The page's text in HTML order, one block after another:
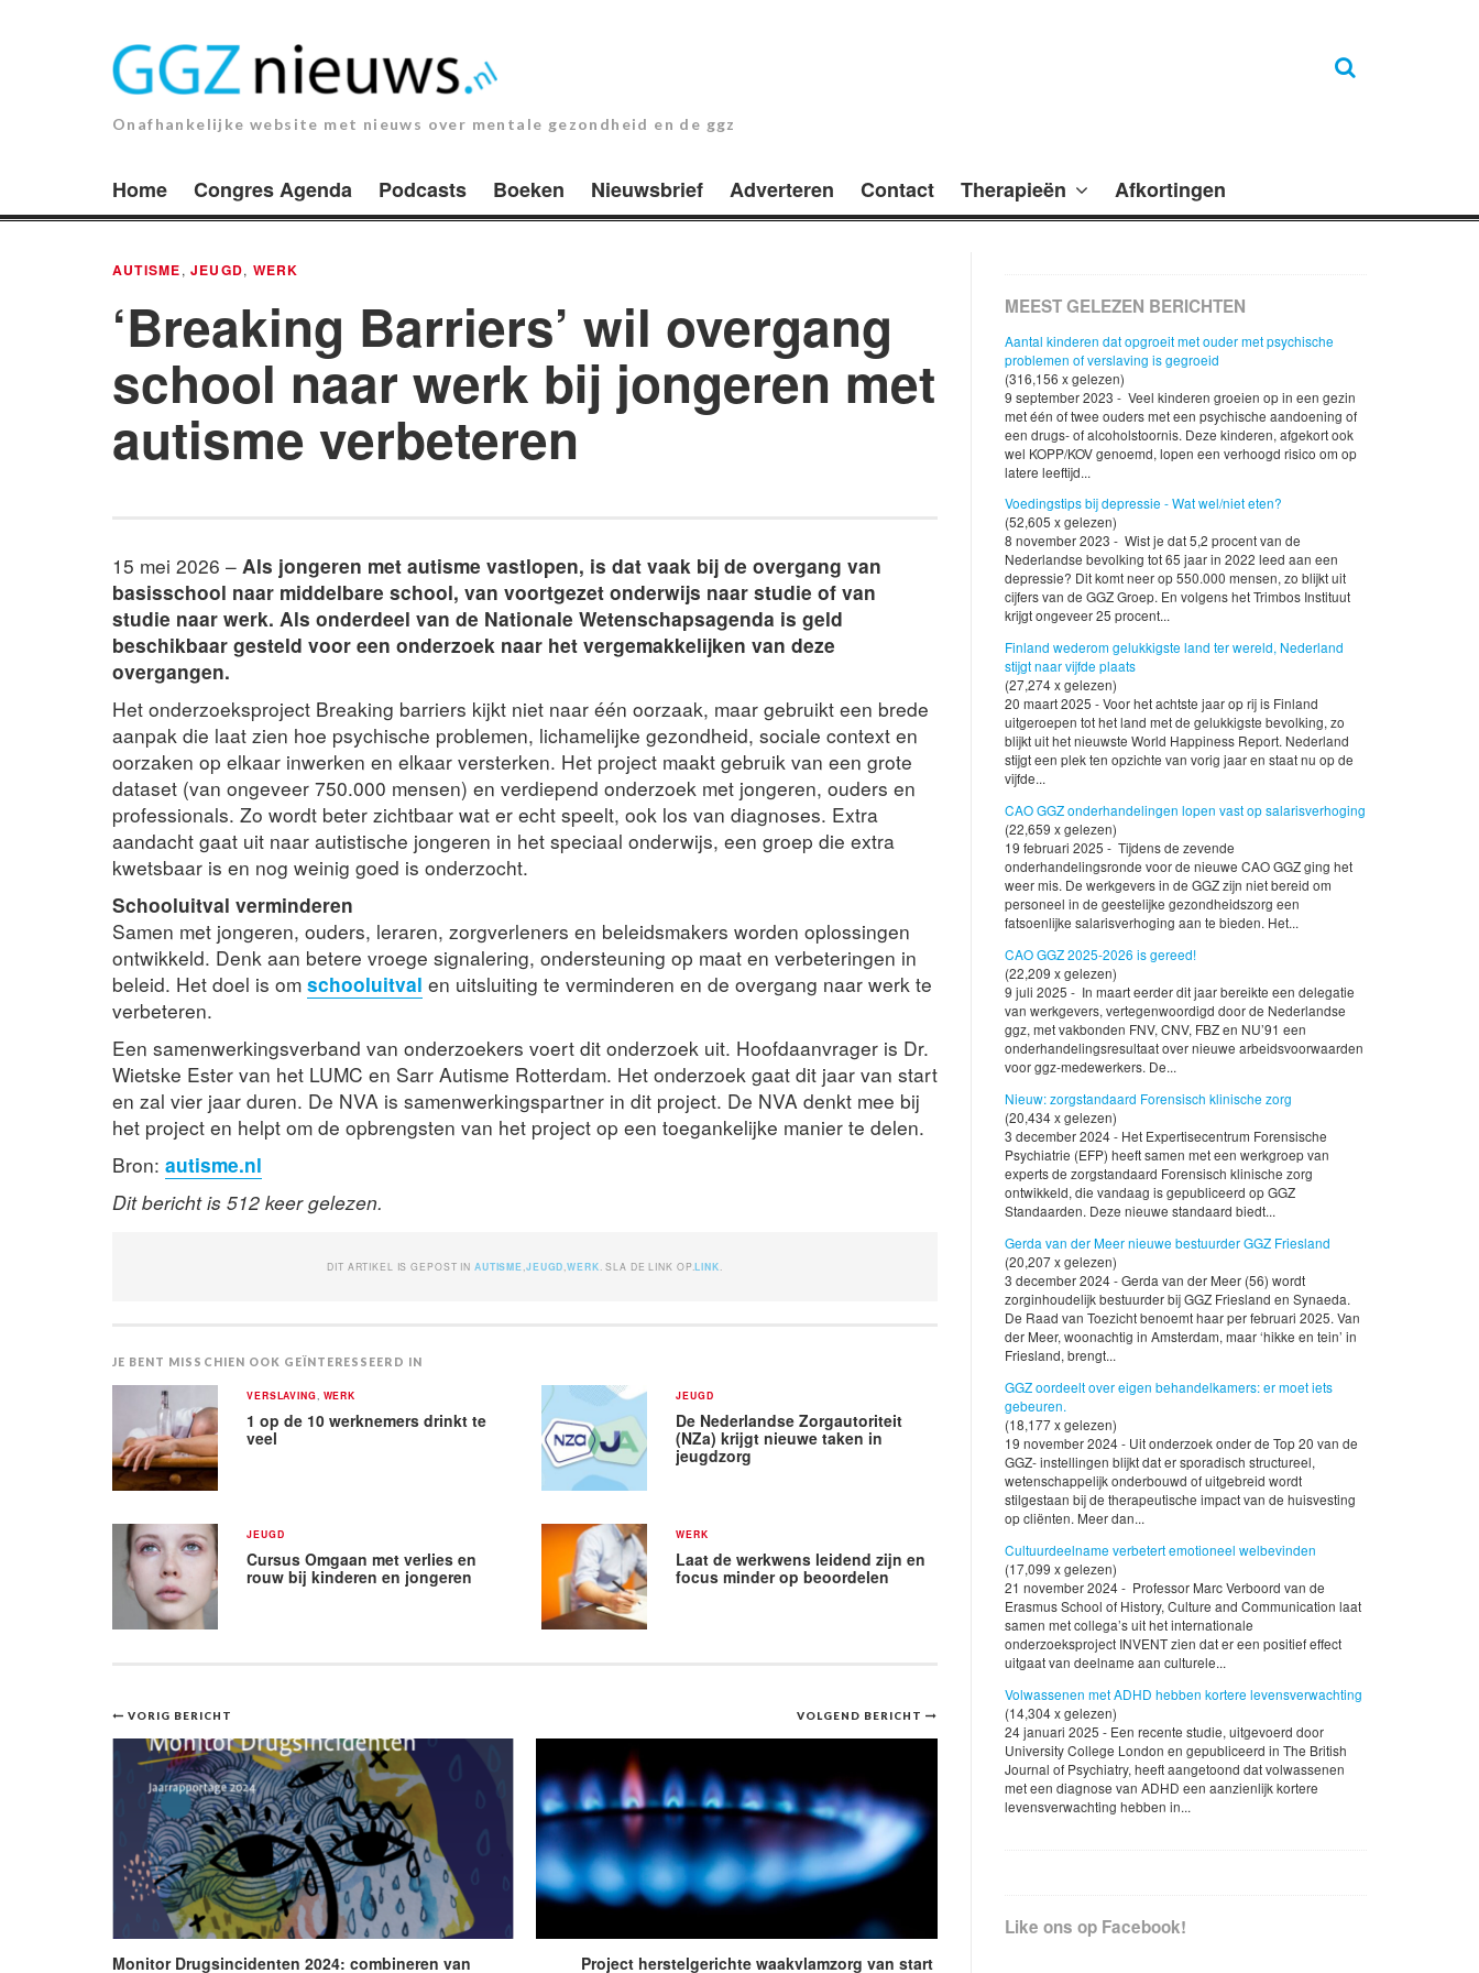
Onafhankelijke website met nieuws over mentale gezondheid en de ggz
Home Congres Agenda Podcasts Boeken Nieuwsbrief Adverteren Contact Therapieën Afkortingen
AUTISME, JEUGD, WERK
‘Breaking Barriers’ wil overgang
school naar werk bij jongeren met
autisme verbeteren
15 mei 2026 – Als jongeren met autisme vastlopen, is dat vaak bij de overgang van
basisschool naar middelbare school, van voortgezet onderwijs naar studie of van
studie naar werk. Als onderdeel van de Nationale Wetenschapsagenda is geld
beschikbaar gesteld voor een onderzoek naar het vergemakkelijken van deze
overgangen.
Het onderzoeksproject Breaking barriers kijkt niet naar één oorzaak, maar gebruikt een brede
aanpak die laat zien hoe psychische problemen, lichamelijke gezondheid, sociale context en
oorzaken op elkaar inwerken en elkaar versterken. Het project maakt gebruik van een grote
dataset (van ongeveer 750.000 mensen) en verdiepend onderzoek met jongeren, ouders en
professionals. Zo wordt beter zichtbaar wat er echt speelt, ook los van diagnoses. Extra
aandacht gaat uit naar autistische jongeren in het speciaal onderwijs, een groep die extra
kwetsbaar is en nog weinig goed is onderzocht.
Schooluitval verminderen
Samen met jongeren, ouders, leraren, zorgverleners en beleidsmakers worden oplossingen
ontwikkeld. Denk aan betere vroege signalering, ondersteuning op maat en verbeteringen in
beleid. Het doel is om schooluitval en uitsluiting te verminderen en de overgang naar werk te
verbeteren.
Een samenwerkingsverband van onderzoekers voert dit onderzoek uit. Hoofdaanvrager is Dr.
Wietske Ester van het LUMC en Sarr Autisme Rotterdam. Het onderzoek gaat dit jaar van start
en zal vier jaar duren. De NVA is samenwerkingspartner in dit project. De NVA denkt mee bij
het project en helpt om de opbrengsten van het project op een toegankelijke manier te delen.
Bron: autisme.nl
Dit bericht is 512 keer gelezen.
DIT ARTIKEL IS GEPOST IN AUTISME JEUGD ,WERK . SLA DE LINK OP.LINK
JE BENT MISSCHIEN OOK GEÏNTERESSEERD IN
VERSLAVING WERK
1 op de 10 werknemers drinkt te
veel
JEUGD
De Nederlandse Zorgautoriteit
(NZa) krijgt nieuwe taken in
jeugdzorg
JEUGD
Cursus Omgaan met verlies en
rouw bij kinderen en jongeren
WERK
Laat de werkwens leidend zijn en
focus minder op beoordelen
Bericht
navigatie
VOLGEND BERICHT
Project herstelgerichte waakvlamzorg van start
VORIG BERICHT
Monitor Drugsincidenten 2024: combineren van
MEEST GELEZEN BERICHTEN
Aantal kinderen dat opgroeit met ouder met psychische
problemen of verslaving is gegroeid
(316,156 x gelezen)
9 september 2023 - Veel kinderen groeien op in een gezin
met één of twee ouders met een psychische aandoening of
een drugs- of alcoholstoornis. Deze kinderen, afgekort ook
wel KOPP/KOV genoemd, lopen een verhoogd risico om op
latere leeftijd...
Voedingstips bij depressie - Wat wel/niet eten?
(52,605 x gelezen)
8 november 2023 - Wist je dat 5,2 procent van de
Nederlandse bevolking tot 65 jaar in 2022 leed aan een
depressie? Dit komt neer op 550.000 mensen, zo blijkt uit
cijfers van de GGZ Groep. En volgens het Trimbos Instituut
krijgt ongeveer 25 procent...
Finland wederom gelukkigste land ter wereld, Nederland
stijgt naar vijfde plaats
(27,274 x gelezen)
20 maart 2025 - Voor het achtste jaar op rij is Finland
uitgeroepen tot het land met de gelukkigste bevolking, zo
blijkt uit het nieuwste World Happiness Report. Nederland
stijgt een plek ten opzichte van vorig jaar en staat nu op de
vijfde...
CAO GGZ onderhandelingen lopen vast op salarisverhoging
(22,659 x gelezen)
19 februari 2025 - Tijdens de zevende
onderhandelingsronde voor de nieuwe CAO GGZ ging het
weer mis. De werkgevers in de GGZ zijn niet bereid om
personeel in de geestelijke gezondheidszorg een
fatsoenlijke salarisverhoging aan te bieden. Het...
CAO GGZ 2025-2026 is gereed!
(22,209 x gelezen)
9 juli 2025 - In maart eerder dit jaar bereikte een delegatie
van werkgevers, vertegenwoordigd door de Nederlandse
ggz, met vakbonden FNV, CNV, FBZ en NU’91 een
onderhandelingsresultaat over nieuwe arbeidsvoorwaarden
voor ggz-medewerkers. De...
Nieuw: zorgstandaard Forensisch klinische zorg
(20,434 x gelezen)
3 december 2024 - Het Expertisecentrum Forensische
Psychiatrie (EFP) heeft samen met een werkgroep van
experts de zorgstandaard Forensisch klinische zorg
ontwikkeld, die vandaag is gepubliceerd op GGZ
Standaarden. Deze nieuwe standaard biedt...
Gerda van der Meer nieuwe bestuurder GGZ Friesland
(20,207 x gelezen)
3 december 2024 - Gerda van der Meer (56) wordt
zorginhoudelijk bestuurder bij GGZ Friesland en Synaeda.
De Raad van Toezicht benoemt haar per februari 2025. Van
der Meer, woonachtig in Amsterdam, maar ‘hikke en tein’ in
Friesland, brengt...
GGZ oordeelt over eigen behandelkamers: er moet iets
gebeuren.
(18,177 x gelezen)
19 november 2024 - Uit onderzoek onder de Top 20 van de
GGZ- instellingen blijkt dat er sporadisch structureel,
wetenschappelijk onderbouwd of uitgebreid wordt
stilgestaan bij de therapeutische impact van de huisvesting
op cliënten. Meer dan...
Cultuurdeelname verbetert emotioneel welbevinden
(17,099 x gelezen)
21 november 2024 - Professor Marc Verboord van de
Erasmus School of History, Culture and Communication laat
samen met collega’s uit het internationale
onderzoeksproject INVENT zien dat er een positief effect
uitgaat van deelname aan culturele...
Volwassenen met ADHD hebben kortere levensverwachting
(14,304 x gelezen)
24 januari 2025 - Een recente studie, uitgevoerd door
University College London en gepubliceerd in The British
Journal of Psychiatry, heeft aangetoond dat volwassenen
met een diagnose van ADHD een aanzienlijk kortere
levensverwachting hebben in...
Like ons op Facebook!